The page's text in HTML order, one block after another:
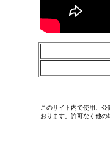
このサイト内で使用、
おります。許可なく他